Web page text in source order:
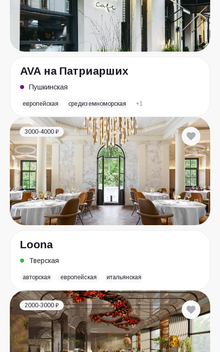
AVA на Патриарших
Пушкинская
европейская средиземноморская +1
3000-4000 ₽
Loona
Тверская
авторская европейская итальянская
2000-3000 ₽